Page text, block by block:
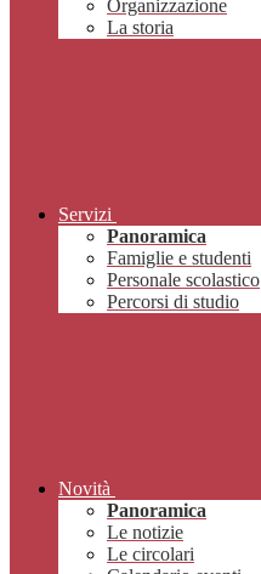
Organizzazione
La storia
Servizi
Panoramica
Famiglie e studenti
Personale scolastico
Percorsi di studio
Novità
Panoramica
Le notizie
Le circolari